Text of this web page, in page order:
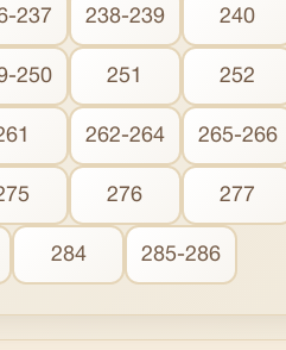
237 238-239 240
250 251 252
262-264 265-266
276 277
284 285-286